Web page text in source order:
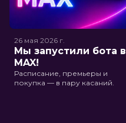
26 мая 2026 г.
Мы запустили бота в
MAX!
Расписание, премьеры и
покупка — в пару касаний.